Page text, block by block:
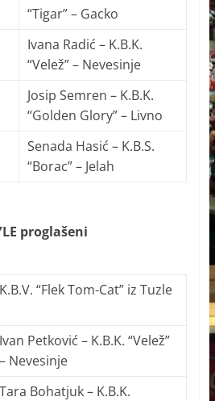
“Tigar” – Gacko
Ivana Radić – K.B.K.
“Velež” – Nevesinje
Josip Semren – K.B.K.
“Golden Glory” – Livno
Senada Hasić – K.B.S.
“Borac” – Jelah
proglašeni
K.B.V. “Flek Tom-Cat” iz Tuzle
Ivan Petković – K.B.K. “Velež”
– Nevesinje
Tara Bohatjuk – K.B.K.